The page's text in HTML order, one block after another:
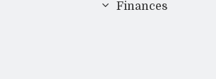
Finances